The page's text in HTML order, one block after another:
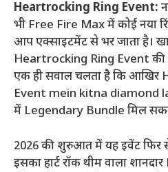
Heartrocking Ring Event:
भी Free Fire Max में कोई नया
आप एक्साइटमेंट से भर जाता है।
Heartrocking Ring Event की
एक ही सवाल चलता है कि आखिर
Event mein kitna diamond
में Legendary Bundle मिल
2026 की शुरुआत में यह इवेंट फिर
इसका हार्ट रॉक थीम वाला